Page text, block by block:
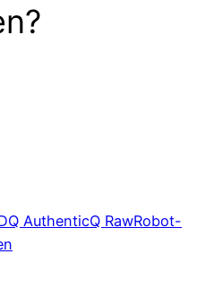
Q AuthenticQ RawRobot-